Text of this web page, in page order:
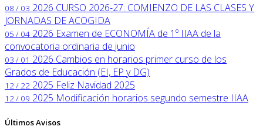
08 / 03 2026 CURSO 2026-27: COMIENZO DE LAS CLASES Y
JORNADAS DE ACOGIDA
05 / 04 2026 Examen de ECONOMÍA de 1º IIAA de la
convocatoria ordinaria de junio
03 / 01 2026 Cambios en horarios primer curso de los
Grados de Educación (EI, EP y DG)
12 / 22 2025 Feliz Navidad 2025
12 / 09 2025 Modificación horarios segundo semestre IIAA
Últimos Avisos